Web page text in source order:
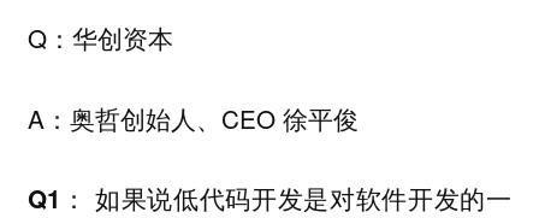
Q：华创资本
A：奥哲创始人、CEO 徐平俊
Q1： 如果说低代码开发是对软件开发的一